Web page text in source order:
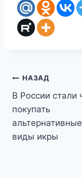
Навигация
по
записям
НАЗАД
В России стали
покупать
альтернативные
виды икры